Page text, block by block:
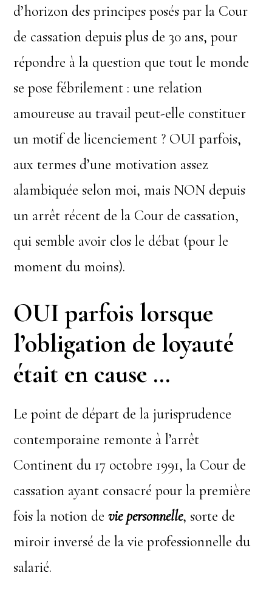
d’horizon des principes posés par la Cour
de cassation depuis plus de 30 ans, pour
répondre à la question que tout le monde
se pose fébrilement : une relation
amoureuse au travail peut-elle constituer
un motif de licenciement ? OUI parfois,
aux termes d’une motivation assez
alambiquée selon moi, mais NON depuis
un arrêt récent de la Cour de cassation,
qui semble avoir clos le débat (pour le
moment du moins).
OUI parfois lorsque
l’obligation de loyauté
était en cause …
Le point de départ de la jurisprudence
contemporaine remonte à l’arrêt
Continent du 17 octobre 1991, la Cour de
cassation ayant consacré pour la première
fois la notion devie personnelle, sorte de
miroir inversé de la vie professionnelle du
salarié.